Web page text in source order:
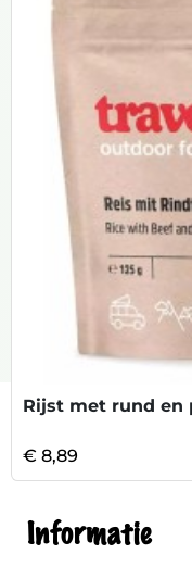
Rijst met rund en
€ 8,89
Informatie